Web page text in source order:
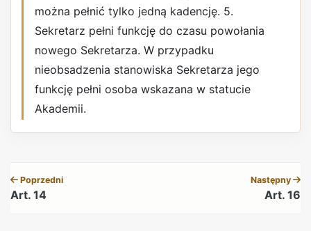
można pełnić tylko jedną kadencję. 5.
Sekretarz pełni funkcję do czasu powołania
nowego Sekretarza. W przypadku
nieobsadzenia stanowiska Sekretarza jego
funkcję pełni osoba wskazana w statucie
Akademii.
Poprzedni
Art. 14
Następny
Art. 16